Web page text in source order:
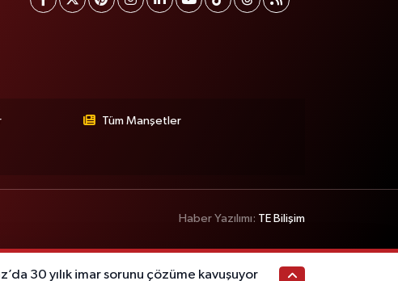
Tüm Manşetler
Haber Yazılımı: TE Bilişim
30 yılık imar sorunu çözüme kavuşuyor